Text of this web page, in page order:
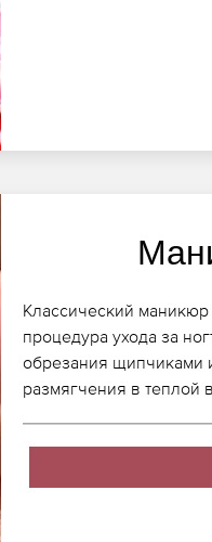
Классический маникюр
процедура ухода за
обрезания щипчиками
размягчения в теплой